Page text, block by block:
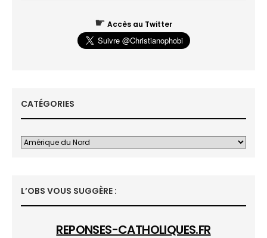
☛ Accès au Twitter
CATÉGORIES
L’OBS VOUS SUGGÈRE :
REPONSES-CATHOLIQUES.FR